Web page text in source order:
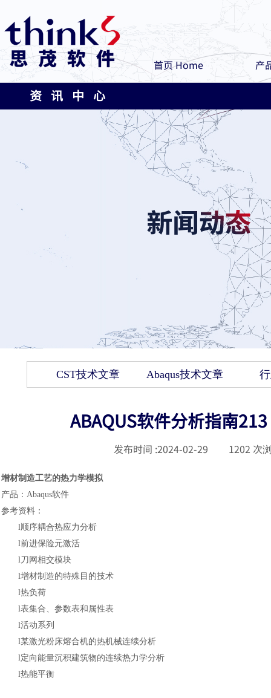
首页 Home 产
资 讯 中 心
CST技术文章 Abaqus技术文章
ABAQUS软件分析指南
发布时间 :2024-02-29 1202 次
增材制造工艺的热力学模拟
产品 ： Abaqus软件
参考资料 ：
l顺序耦合热应力分析
l前进保险元激活
l刀网相交模块
l增材制造的特殊目的技术
l热负荷
l表集合、参数表和属性表
l活动系列
l某激光粉床熔合机的热机械连续分析
l定向能量沉积建筑物的连续热力学分析
l热能平衡